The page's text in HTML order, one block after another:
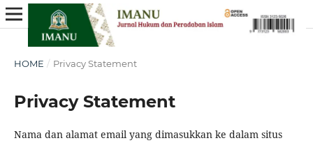
HOME / Privacy Statement
Privacy Statement
Nama dan alamat email yang dimasukkan ke dalam situs